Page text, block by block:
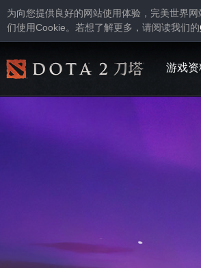
为向您提供良好的网站使用体验，完美世界
们使用Cookie。若想了解更多，请阅读我们的
游戏资